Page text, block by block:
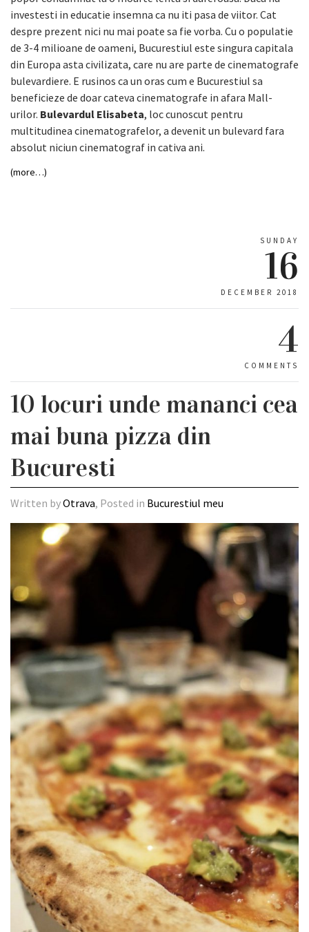
investesti in educatie insemna ca nu iti pasa de viitor. Cat
despre prezent nici nu mai poate sa fie vorba. Cu o populatie
de 3-4 milioane de oameni, Bucurestiul este singura capitala
din Europa asta civilizata, care nu are parte de cinematografe
bulevardiere. E rusinos ca un oras cum e Bucurestiul sa
beneficieze de doar cateva cinematografe in afara Mall-
urilor. Bulevardul Elisabeta, loc cunoscut pentru
multitudinea cinematografelor, a devenit un bulevard fara
absolut niciun cinematograf in cativa ani.
(more…)
SUNDAY
16
DECEMBER 2018
4
COMMENTS
10 locuri unde mananci cea
mai buna pizza din
Bucuresti
Written byOtrava, Posted in Bucurestiul meu